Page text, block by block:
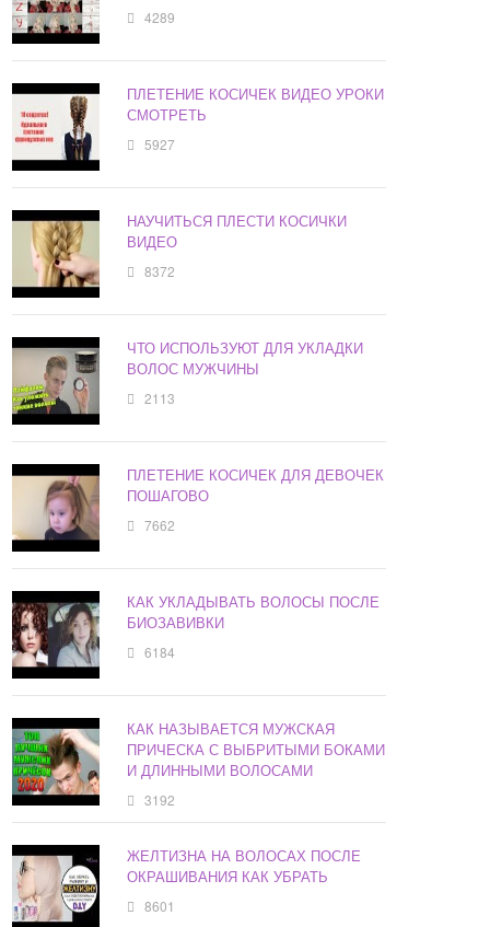
4289
ПЛЕТЕНИЕ КОСИЧЕК ВИДЕО УРОКИ
СМОТРЕТЬ
5927
НАУЧИТЬСЯ ПЛЕСТИ КОСИЧКИ
ВИДЕО
8372
ЧТО ИСПОЛЬЗУЮТ ДЛЯ УКЛАДКИ
ВОЛОС МУЖЧИНЫ
2113
ПЛЕТЕНИЕ КОСИЧЕК ДЛЯ ДЕВОЧЕК
ПОШАГОВО
7662
КАК УКЛАДЫВАТЬ ВОЛОСЫ ПОСЛЕ
БИОЗАВИВКИ
6184
КАК НАЗЫВАЕТСЯ МУЖСКАЯ
ПРИЧЕСКА С ВЫБРИТЫМИ БОКАМИ
И ДЛИННЫМИ ВОЛОСАМИ
3192
ЖЕЛТИЗНА НА ВОЛОСАХ ПОСЛЕ
ОКРАШИВАНИЯ КАК УБРАТЬ
8601